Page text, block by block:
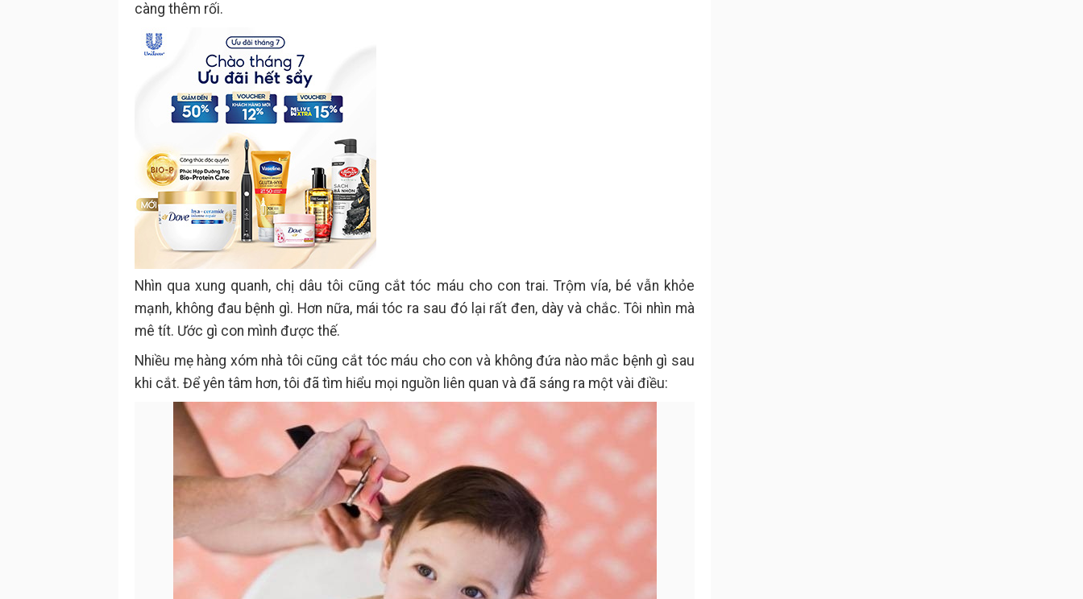
càng thêm rối.
Nhìn qua xung quanh, chị dâu tôi cũng cắt tóc máu cho con trai. Trộm vía, bé vẫn khỏe
mạnh, không đau bệnh gì. Hơn nữa, mái tóc ra sau đó lại rất đen, dày và chắc. Tôi nhìn mà
mê tít. Ước gì con mình được thế.
Nhiều mẹ hàng xóm nhà tôi cũng cắt tóc máu cho con và không đứa nào mắc bệnh gì sau
khi cắt. Để yên tâm hơn, tôi đã tìm hiểu mọi nguồn liên quan và đã sáng ra một vài điều: